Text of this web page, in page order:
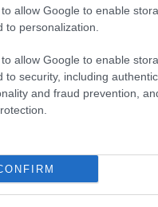
allow Google to enable
to personalization.
allow Google to enable
to security, including
and fraud prevention,